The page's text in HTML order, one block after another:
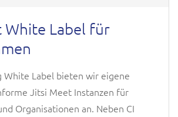
White Label für
Label bieten wir eigene
Jitsi Meet Instanzen für
Organisationen an. Neben CI